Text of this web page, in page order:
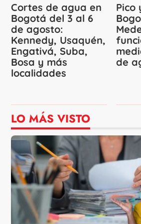
Cortes de agua en
Bogotá del 3 al 6
de agosto:
Kennedy, Usaquén,
Engativá, Suba,
Bosa y más
localidades
Pico
de
LO MÁS VISTO